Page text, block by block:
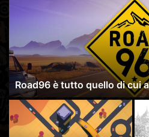
Road96 è tutto quello di cui